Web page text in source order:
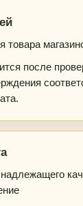
товара
после